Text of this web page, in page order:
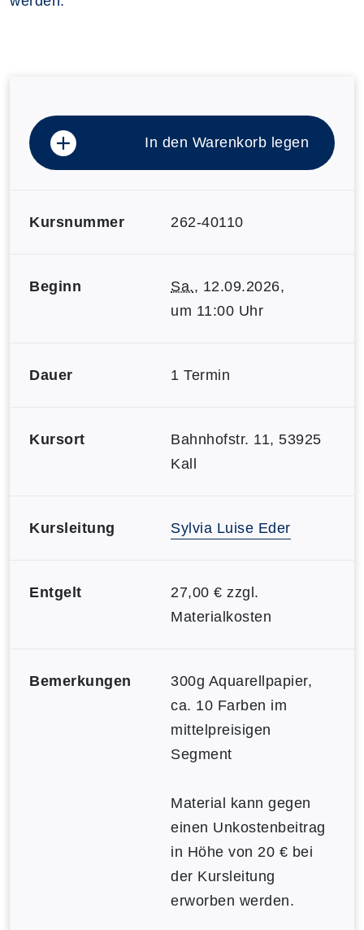
In den Warenkorb legen
Kursnummer 262-40110
Beginn Sa., 12.09.2026,
um 11:00 Uhr
Dauer 1 Termin
Kursort
Bahnhofstr. 11, 53925
Kall
Kursleitung Sylvia Luise Eder
Entgelt
27,00 € zzgl.
Materialkosten
Bemerkungen
300g Aquarellpapier,
ca. 10 Farben im
mittelpreisigen
Segment
Material kann gegen
einen Unkostenbeitrag
in Höhe von 20 € bei
der Kursleitung
erworben werden.